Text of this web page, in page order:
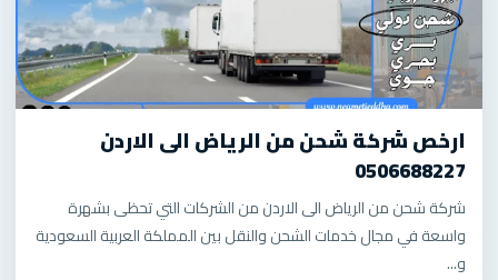
ارخص شركة شحن من الرياض الى الاردن
0506688227
شركة شحن من الرياض الى الاردن من الشركات التي تحظى بشهرة
واسعة في مجال خدمات الشحن والنقل بين المملكة العربية السعودية
و...